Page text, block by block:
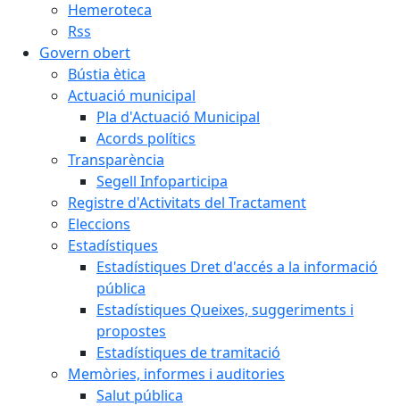
Hemeroteca
Rss
Govern obert
Bústia ètica
Actuació municipal
Pla d'Actuació Municipal
Acords polítics
Transparència
Segell Infoparticipa
Registre d'Activitats del Tractament
Eleccions
Estadístiques
Estadístiques Dret d'accés a la informació
pública
Estadístiques Queixes, suggeriments i
propostes
Estadístiques de tramitació
Memòries, informes i auditories
Salut pública